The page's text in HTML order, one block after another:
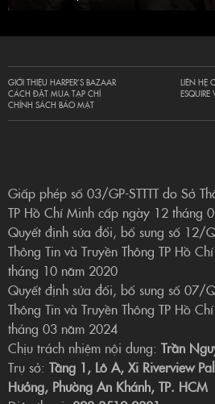
GIỚI THIỆU HARPER’S BAZAAR
CÁCH ĐẶT MUA TẠP CHÍ
CHÍNH SÁCH BẢO MẬT
LIÊN HỆ
ESQUIRE
Giấp phép số 03/GP-STTTT do Sở
TP Hồ Chí Minh cấp ngày 12 tháng
Quyết định sửa đổi, bổ sung số 12/
Thông Tin và Truyền Thông TP Hồ
tháng 10 năm 2020
Quyết định sửa đổi, bổ sung số 07/
Thông Tin và Truyền Thông TP Hồ
tháng 03 năm 2024
Chịu trách nhiệm nội dung: Trần
Trụ sở: Tầng 1, Lô A, Xi Riverview
Hưởng, Phường An Khánh, TP. HCM